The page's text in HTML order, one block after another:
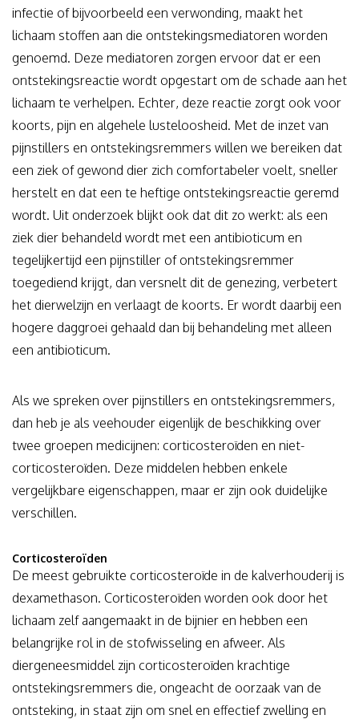
infectie of bijvoorbeeld een verwonding, maakt het
lichaam stoffen aan die ontstekingsmediatoren worden
genoemd. Deze mediatoren zorgen ervoor dat er een
ontstekingsreactie wordt opgestart om de schade aan het
lichaam te verhelpen. Echter, deze reactie zorgt ook voor
koorts, pijn en algehele lusteloosheid. Met de inzet van
pijnstillers en ontstekingsremmers willen we bereiken dat
een ziek of gewond dier zich comfortabeler voelt, sneller
herstelt en dat een te heftige ontstekingsreactie geremd
wordt. Uit onderzoek blijkt ook dat dit zo werkt: als een
ziek dier behandeld wordt met een antibioticum en
tegelijkertijd een pijnstiller of ontstekingsremmer
toegediend krijgt, dan versnelt dit de genezing, verbetert
het dierwelzijn en verlaagt de koorts. Er wordt daarbij een
hogere daggroei gehaald dan bij behandeling met alleen
een antibioticum.
Als we spreken over pijnstillers en ontstekingsremmers,
dan heb je als veehouder eigenlijk de beschikking over
twee groepen medicijnen: corticosteroïden en niet-
corticosteroïden. Deze middelen hebben enkele
vergelijkbare eigenschappen, maar er zijn ook duidelijke
verschillen.
Corticosteroïden
De meest gebruikte corticosteroïde in de kalverhouderij is
dexamethason. Corticosteroïden worden ook door het
lichaam zelf aangemaakt in de bijnier en hebben een
belangrijke rol in de stofwisseling en afweer. Als
diergeneesmiddel zijn corticosteroïden krachtige
ontstekingsremmers die, ongeacht de oorzaak van de
ontsteking, in staat zijn om snel en effectief zwelling en